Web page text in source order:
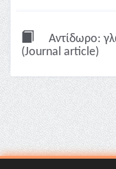
Αντίδωρο:
(Journal article)